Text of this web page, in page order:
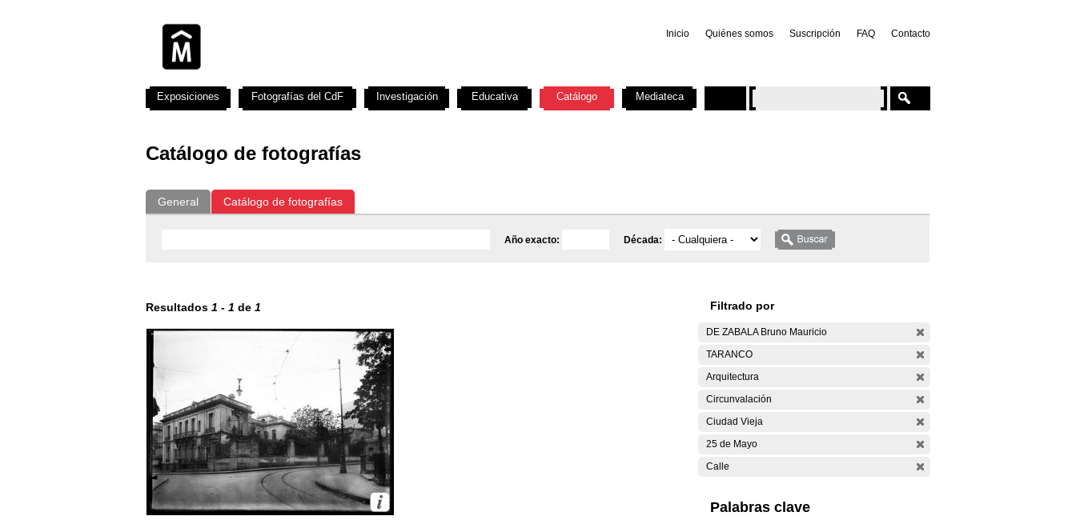
Inicio Quiénes somos Suscripción FAQ Contacto
Catálogo de fotografías
General Catálogo de fotografías
Año exacto: Década:
Resultados 1 - 1 de 1 Filtrado por
DE ZABALA Bruno Mauricio
TARANCO
Arquitectura
Circunvalación
Ciudad Vieja
25 de Mayo
Calle
Palabras clave
Exposiciones Fotografías del CdF Investigación Educativa Catálogo Mediateca